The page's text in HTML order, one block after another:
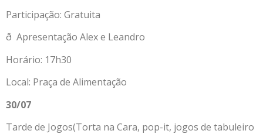
Participação: Gratuita
ð Apresentação Alex e Leandro
Horário: 17h30
Local: Praça de Alimentação
30/07
Tarde de Jogos(Torta na Cara, pop-it, jogos de tabuleiro